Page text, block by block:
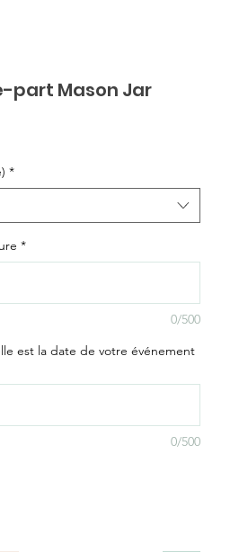
part Mason Jar
*
*
0/500
est la date de votre événement
0/500